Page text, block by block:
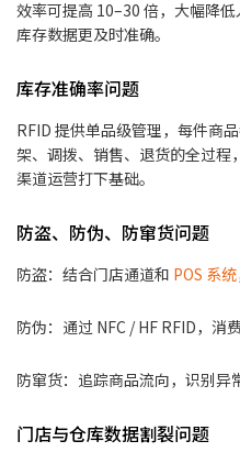
效率可提高 10–30 倍，大幅降
库存数据更及时准确。
库存准确率问题
RFID 提供单品级管理，每件商
架、调拨、销售、退货的全过
渠道运营打下基础。
防盗、防伪、防窜货问题
防盗：结合门店通道和 POS 系统
防伪：通过 NFC / HF RFID，消
防窜货：追踪商品流向，识别异
门店与仓库数据割裂问题